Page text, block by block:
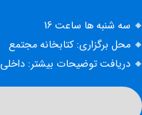
🔸 سه شنبه ها ساعت 16
🔸 محل برگزاری: کتابخانه مجتمع
🔸 دریافت توضیحات بیشتر: داخلی 2150 امور ورزش